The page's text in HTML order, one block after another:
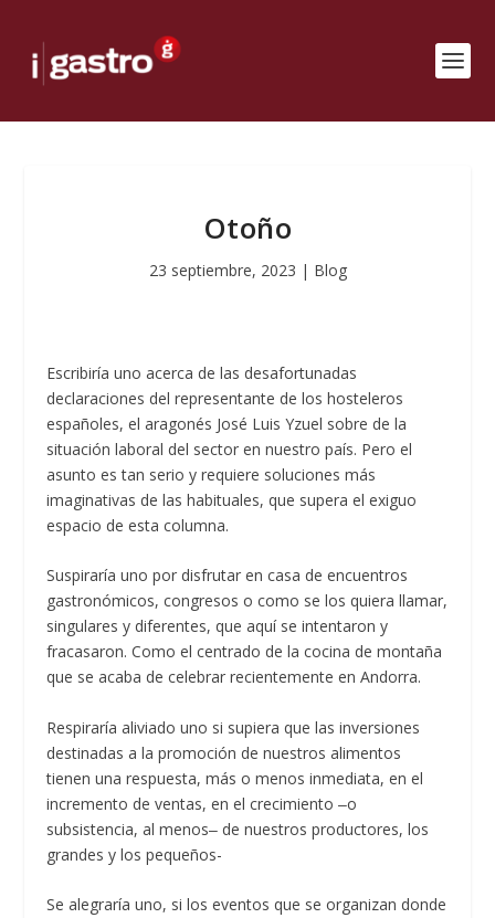
Otoño
23 septiembre, 2023 | Blog
Escribiría uno acerca de las desafortunadas
declaraciones del representante de los hosteleros
españoles, el aragonés José Luis Yzuel sobre de la
situación laboral del sector en nuestro país. Pero el
asunto es tan serio y requiere soluciones más
imaginativas de las habituales, que supera el exiguo
espacio de esta columna.
Suspiraría uno por disfrutar en casa de encuentros
gastronómicos, congresos o como se los quiera llamar,
singulares y diferentes, que aquí se intentaron y
fracasaron. Como el centrado de la cocina de montaña
que se acaba de celebrar recientemente en Andorra.
Respiraría aliviado uno si supiera que las inversiones
destinadas a la promoción de nuestros alimentos
tienen una respuesta, más o menos inmediata, en el
incremento de ventas, en el crecimiento ‒o
subsistencia, al menos‒ de nuestros productores, los
grandes y los pequeños-
Se alegraría uno, si los eventos que se organizan donde